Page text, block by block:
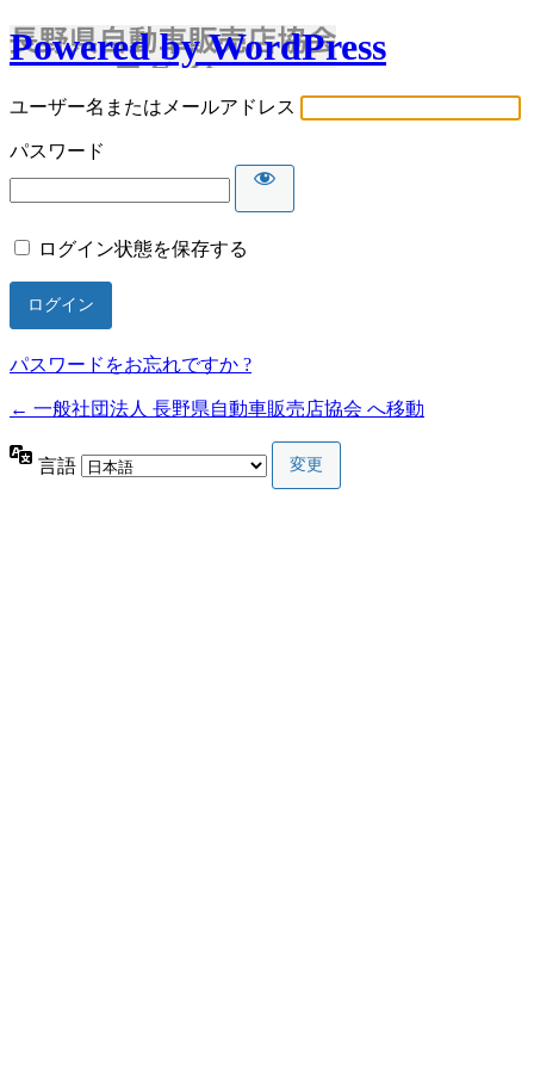
Powered by WordPress
ユーザー名またはメールアドレス
パスワード
ログイン状態を保存する
パスワードをお忘れですか ?
← 一般社団法人 長野県自動車販売店協会 へ移動
言語